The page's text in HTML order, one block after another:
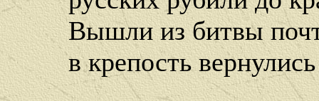
Вышли из битвы почти
в крепость вернулись